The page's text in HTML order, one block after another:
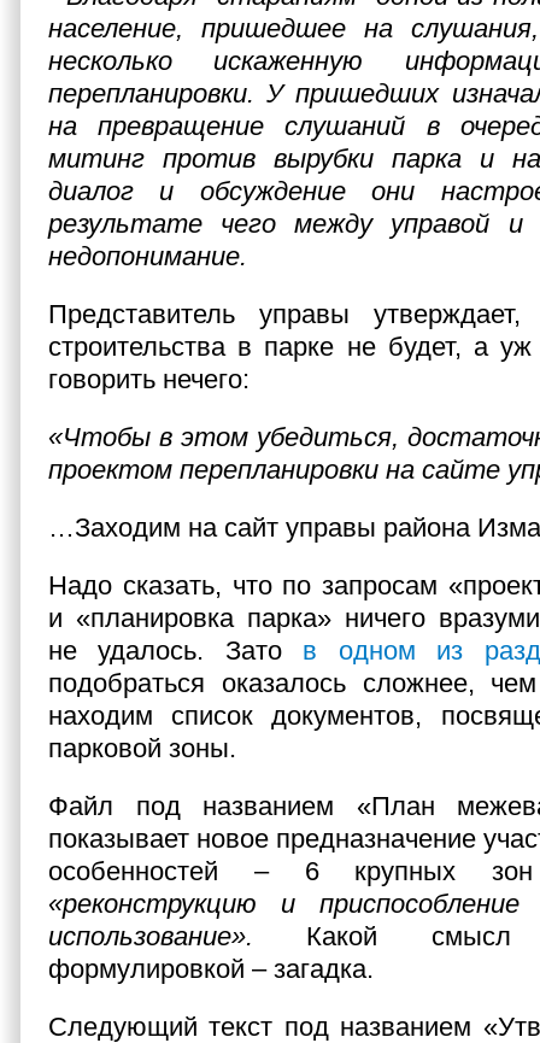
население, пришедшее на
несколько искаженную
перепланировки. У пришедших
на превращение слушаний в
митинг против вырубки парка и
диалог и обсуждение они
результате чего между управой
недопонимание.
Представитель управы
строительства в парке не будет, а
говорить нечего:
«Чтобы в этом убедиться,
проектом перепланировки на сайте
…Заходим на сайт управы района
Надо сказать, что по запросам
и «планировка парка» ничего
не удалось. Зато в одном из
подобраться оказалось сложнее,
находим список документов,
парковой зоны.
Файл под названием «План
показывает новое предназначение
особенностей – 6 крупных
«реконструкцию и
использование». Какой смысл
формулировкой – загадка.
Следующий текст под названием